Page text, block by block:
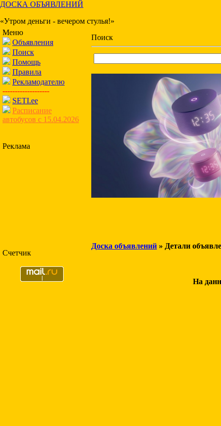
ДОСКА ОБЪЯВЛЕНИЙ
«Утром деньги - вечером стулья!»
Меню
Объявления
Поиск
Помощь
Правила
Рекламодателю
-------------------
SETI.ee
Расписание
автобусов с 15.04.2026
Реклама
Счетчик
Поиск
Доска объявлений » Детали
На